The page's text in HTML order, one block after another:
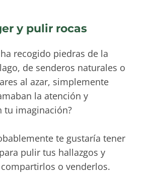
y pulir rocas
recogido piedras de la
de senderos naturales o
al azar, simplemente
la atención y
tu imaginación?
te gustaría tener
pulir tus hallazgos y
o venderlos.